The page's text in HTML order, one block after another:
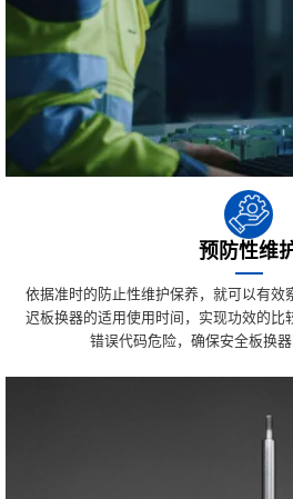
预防性维
依据准时的防止性维护保养，就可以有效
迟板换器的适用使用时间，实现功效的比
错误代码危险，确保安全板换器